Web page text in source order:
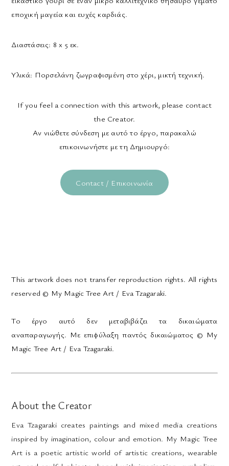
εποχική μαγεία και ευχές καρδιάς.
Διαστάσεις: 8 x 5 εκ.
Υλικά: Πορσελάνη ζωγραφισμένη στο χέρι, μικτή τεχνική.
If you feel a connection with this artwork, please contact
the Creator.
Αν νιώθετε σύνδεση με αυτό το έργο, παρακαλώ
επικοινωνήστε με τη Δημιουργό:
Contact / Επικοινωνία
This artwork does not transfer reproduction rights. All rights
reserved © My Magic Tree Art / Eva Tzagaraki.
Το έργο αυτό δεν μεταβιβάζει τα δικαιώματα
αναπαραγωγής. Με επιφύλαξη παντός δικαιώματος © My
Magic Tree Art / Eva Tzagaraki.
About the Creator
Eva Tzagaraki creates paintings and mixed media creations
inspired by imagination, colour and emotion. My Magic Tree
Art is a poetic artistic world of artistic creations, wearable